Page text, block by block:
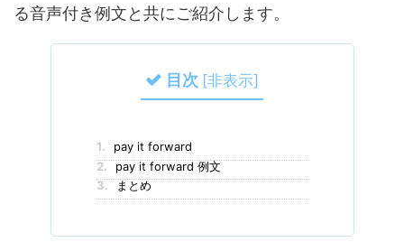
る音声付き例文と共にご紹介します。
目次 [非表示]
1.
pay it forward
2.
pay it forward 例文
3.
まとめ